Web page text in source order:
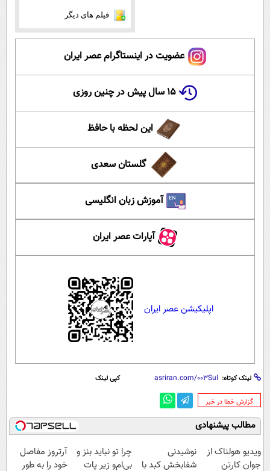
فیلم های دیگر
عضویت در اینستاگرام عصر ایران
۱۵ سال پیش در چنین روزی
این لحظه با حافظ
گلستان سعدی
آموزش زبان انگلیسی
آپارات عصر ایران
اپلیکیشن عصر ایران
لینک کوتاه: کپی لینک
‌گزارش خطا در خبر
مطالب پیشنهادی
ویدیو هولناک از
جوان کارتن
نوشیدنی
شفابخش کبد با
چرا تو نباید بنز و
بی‌ام‌و زیر پات
آرتروز مفاصل
خود را به طور